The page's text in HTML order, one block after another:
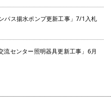
パス揚水ポンプ更新工事」7/1入札
センター照明器具更新工事」6月